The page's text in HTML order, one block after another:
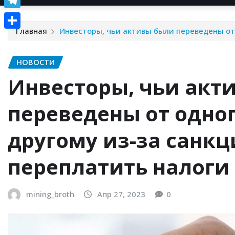
Главная Инвесторы, чьи активы были переведены
НОВОСТИ
Инвесторы, чьи
переведены от
другому из-за
переплатить
mining_broth Апр 27, 2023 0
Telegram
Отправить